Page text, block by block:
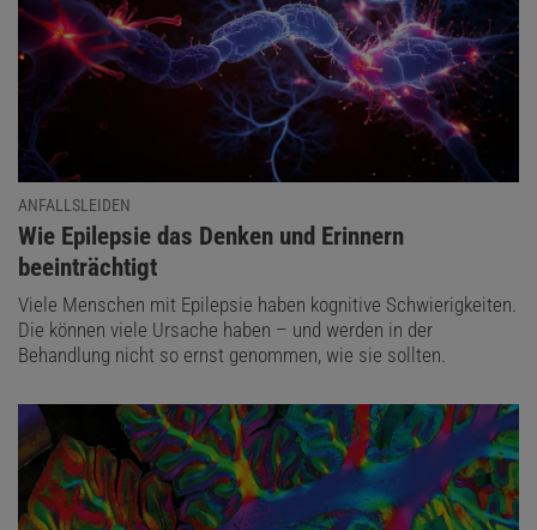
ANFALLSLEIDEN
:
Wie Epilepsie das Denken und Erinnern
beeinträchtigt
Viele Menschen mit Epilepsie haben kognitive Schwierigkeiten.
Die können viele Ursache haben – und werden in der
Behandlung nicht so ernst genommen, wie sie sollten.